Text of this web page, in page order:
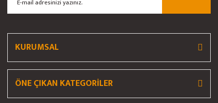
KURUMSAL
ÖNE ÇIKAN KATEGORİLER